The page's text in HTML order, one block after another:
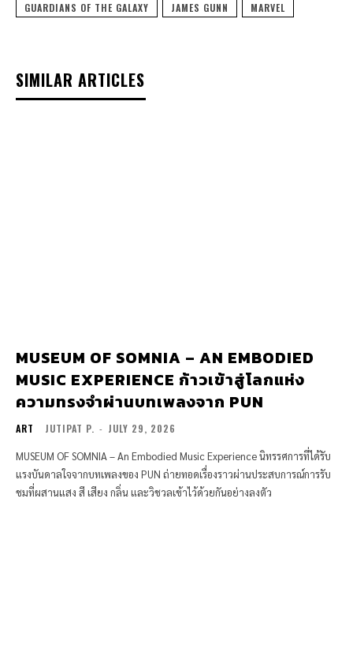
GUARDIANS OF THE GALAXY JAMES GUNN MARVEL
SIMILAR ARTICLES
MUSEUM OF SOMNIA – AN EMBODIED
MUSIC EXPERIENCE ก้าวเข้าสู่โลกแห่ง
ความทรงจำผ่านบทเพลงจาก PUN
ART JUTIPAT P. - JULY 29, 2026
MUSEUM OF SOMNIA – An Embodied Music Experience นิทรรศการที่ได้รับ
แรงบันดาลใจจากบทเพลงของ PUN ถ่ายทอดเรื่องราวผ่านประสบการณ์การรับ
ชมที่ผสานแสง สี เสียง กลิ่น และวิชวลเข้าไว้ด้วยกันอย่างลงตัว